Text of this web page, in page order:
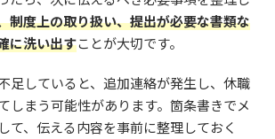
制度上の取り扱い、提出が必要な書類な
に洗い出すことが大切です。
足していると、追加連絡が発生し、休職
しまう可能性があります。箇条書きでメ
て、伝える内容を事前に整理しておく